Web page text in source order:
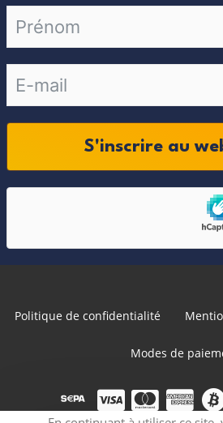
S'inscrire au
Politique de confidentialité
Modes de